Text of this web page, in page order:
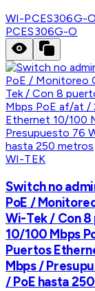
WI-PCES306G-
PCES306G-O
WI-TEK
Switch no
PoE /
Wi-Tek / Con
10/100 Mbps
Puertos
Mbps /
/ PoE hasta